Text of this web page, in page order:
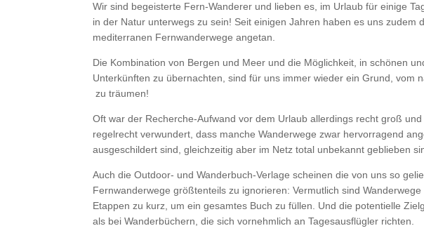
Wir sind begeisterte Fern-Wanderer und lieben es, im Urlaub für einige
in der Natur unterwegs zu sein! Seit einigen Jahren haben es uns zudem
mediterranen Fernwanderwege angetan.
Die Kombination von Bergen und Meer und die Möglichkeit, in schönen
Unterkünften zu übernachten, sind für uns immer wieder ein Grund, vom
zu träumen!
Oft war der Recherche-Aufwand vor dem Urlaub allerdings recht groß
regelrecht verwundert, dass manche Wanderwege zwar hervorragend
ausgeschildert sind, gleichzeitig aber im Netz total unbekannt geblieben
Auch die Outdoor- und Wanderbuch-Verlage scheinen die von uns so
Fernwanderwege größtenteils zu ignorieren: Vermutlich sind
Etappen zu kurz, um ein gesamtes Buch zu füllen. Und die potentielle
als bei Wanderbüchern, die sich vornehmlich an Tagesausflügler richten.